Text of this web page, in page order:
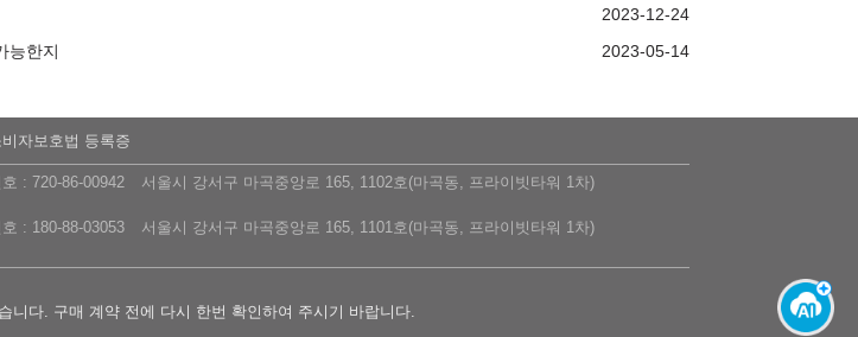
2023-12-24
능한지 2023-05-14
자보호법 등록증
: 720-86-00942
서울시 강서구 마곡중앙로 165, 1102호(마곡동, 프라이빗타워 1차)
: 180-88-03053
서울시 강서구 마곡중앙로 165, 1101호(마곡동, 프라이빗타워 1차)
다. 구매 계약 전에 다시 한번 확인하여 주시기 바랍니다.